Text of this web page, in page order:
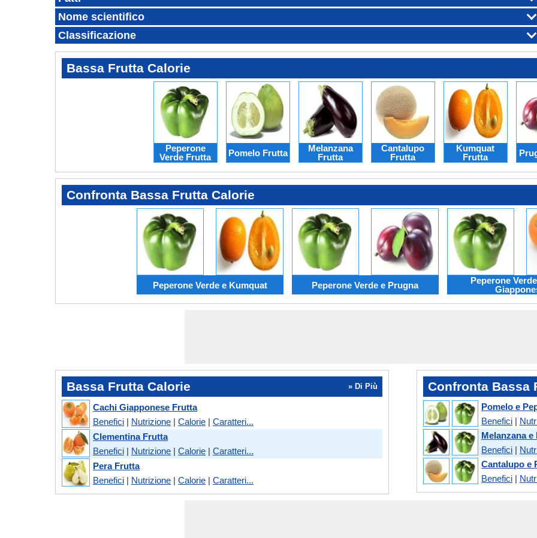
Nome scientifico
Classificazione
Bassa Frutta Calorie
Peperone
Verde Frutta
Pomelo Frutta
Melanzana
Frutta
Cantalupo
Frutta
Kumquat
Frutta
Confronta Bassa Frutta Calorie
Peperone Verde e Kumquat Peperone Verde e Prugna
Peperone
Bassa Frutta Calorie » Di Più
Cachi Giapponese Frutta
Benefici | Nutrizione | Calorie | Caratteri...
Clementina Frutta
Benefici | Nutrizione | Calorie | Caratteri...
Pera Frutta
Benefici | Nutrizione | Calorie | Caratteri...
Confronta Bassa
Pomelo e
Benefici |
Melanzana e
Benefici |
Cantalupo e
Benefici |